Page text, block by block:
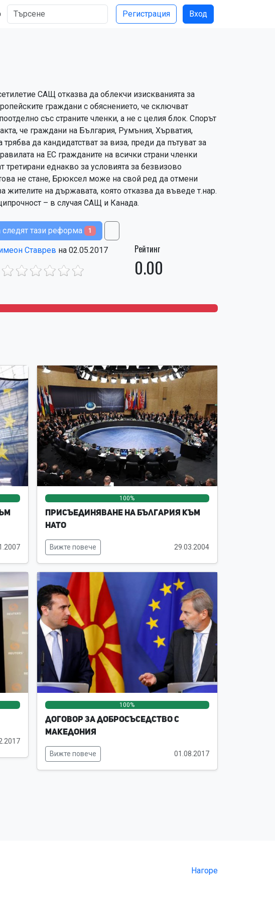
Регистрация Вход
САЩ отказва да облекчи изискванията за
граждани с обяснението, че сключват
със страните членки, а не с целия блок. Спорът
че граждани на България, Румъния, Хърватия,
да кандидатстват за виза, преди да пътуват за
на ЕС гражданите на всички страни членки
третирани еднакво за условията за безвизово
не стане, Брюксел може на свой ред да отмени
жителите на държавата, която отказва да въведе т.нар.
– в случая САЩ и Канада.
следят тази реформа 1
Ставрев на 02.05.2017 Рейтинг
0.00
0%
0% 100% 0%
0%
Присъединяване на България към
НАТО
Вижте повече 29.03.2004
0%
0% 100% 0%
0%
Договор за добросъседство с
Македония
Вижте повече 01.08.2017
Нагоре